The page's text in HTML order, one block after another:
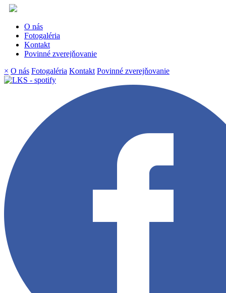
O nás
Fotogaléria
Kontakt
Povinné zverejňovanie
× O nás Fotogaléria Kontakt Povinné zverejňovanie